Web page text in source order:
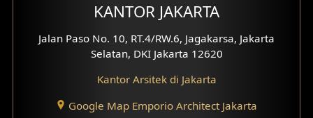
Eksterior Tampak Samping
KANTOR JAKARTA
Jalan Paso No. 10, RT.4/RW.6, Jagakarsa, Jakarta
Selatan, DKI Jakarta 12620
Kantor Arsitek di Jakarta
Google Map Emporio Architect Jakarta